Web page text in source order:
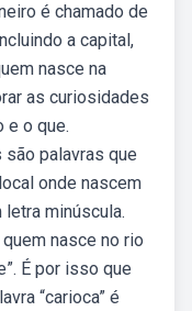
é chamado de
a capital,
nasce na
as curiosidades
e o que.
palavras que
onde nascem
minúscula.
nasce no rio
É por isso que
“carioca” é